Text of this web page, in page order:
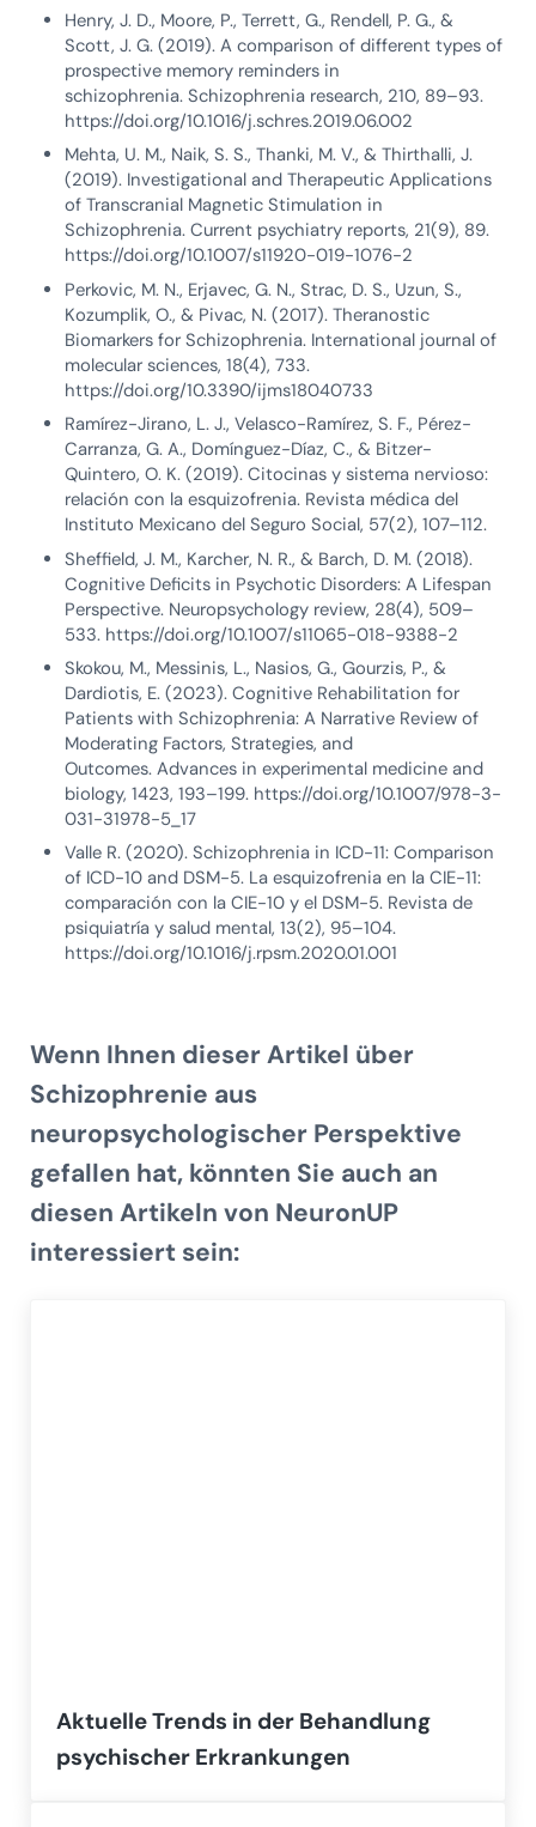
Henry, J. D., Moore, P., Terrett, G., Rendell, P. G., &
Scott, J. G. (2019). A comparison of different types of
prospective memory reminders in
schizophrenia. Schizophrenia research, 210, 89–93.
https://doi.org/10.1016/j.schres.2019.06.002
Mehta, U. M., Naik, S. S., Thanki, M. V., & Thirthalli, J.
(2019). Investigational and Therapeutic Applications
of Transcranial Magnetic Stimulation in
Schizophrenia. Current psychiatry reports, 21(9), 89.
https://doi.org/10.1007/s11920-019-1076-2
Perkovic, M. N., Erjavec, G. N., Strac, D. S., Uzun, S.,
Kozumplik, O., & Pivac, N. (2017). Theranostic
Biomarkers for Schizophrenia. International journal of
molecular sciences, 18(4), 733.
https://doi.org/10.3390/ijms18040733
Ramírez-Jirano, L. J., Velasco-Ramírez, S. F., Pérez-
Carranza, G. A., Domínguez-Díaz, C., & Bitzer-
Quintero, O. K. (2019). Citocinas y sistema nervioso:
relación con la esquizofrenia. Revista médica del
Instituto Mexicano del Seguro Social, 57(2), 107–112.
Sheffield, J. M., Karcher, N. R., & Barch, D. M. (2018).
Cognitive Deficits in Psychotic Disorders: A Lifespan
Perspective. Neuropsychology review, 28(4), 509–
533. https://doi.org/10.1007/s11065-018-9388-2
Skokou, M., Messinis, L., Nasios, G., Gourzis, P., &
Dardiotis, E. (2023). Cognitive Rehabilitation for
Patients with Schizophrenia: A Narrative Review of
Moderating Factors, Strategies, and
Outcomes. Advances in experimental medicine and
biology, 1423, 193–199. https://doi.org/10.1007/978-3-
031-31978-5_17
Valle R. (2020). Schizophrenia in ICD-11: Comparison
of ICD-10 and DSM-5. La esquizofrenia en la CIE-11:
comparación con la CIE-10 y el DSM-5. Revista de
psiquiatría y salud mental, 13(2), 95–104.
https://doi.org/10.1016/j.rpsm.2020.01.001
Wenn Ihnen dieser Artikel über
Schizophrenie aus
neuropsychologischer Perspektive
gefallen hat, könnten Sie auch an
diesen Artikeln von NeuronUP
interessiert sein:
Aktuelle Trends in der Behandlung
psychischer Erkrankungen